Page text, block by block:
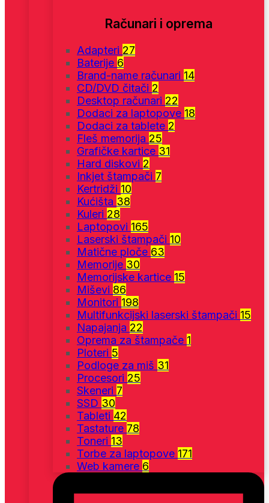
Računari i oprema
Adapteri 27
Baterije 6
Brand-name računari 14
CD/DVD čitači 2
Desktop računari 22
Dodaci za laptopove 18
Dodaci za tablete 2
Fleš memorija 25
Grafičke kartice 31
Hard diskovi 2
Inkjet štampači 7
Kertridži 10
Kućišta 38
Kuleri 28
Laptopovi 165
Laserski štampači 10
Matične ploče 63
Memorije 30
Memorijske kartice 15
Miševi 86
Monitori 198
Multifunkcijski laserski štampači 15
Napajanja 22
Oprema za štampače 1
Ploteri 5
Podloge za miš 31
Procesori 25
Skeneri 7
SSD 30
Tableti 42
Tastature 78
Toneri 13
Torbe za laptopove 171
Web kamere 6